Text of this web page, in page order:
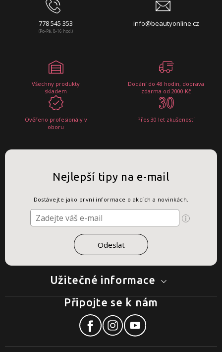
778 545 353
(Po-Pá, 8-16 hod.)
info@beautyonline.cz
Všechny produkty
skladem
Dodání do 48 hodin, doprava
zdarma od 2000 Kč
Ověřeno profesionály v
oboru
Přes 30 let zkušeností
Užitečné informace
Nejlepší tipy na e-mail
Dostávejte jako první informace o akcích a novinkách.
Připojte se k nám